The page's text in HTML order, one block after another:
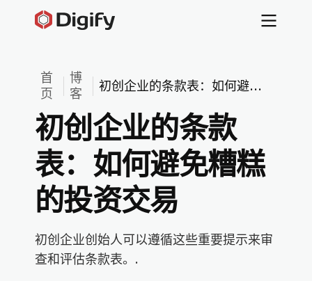
首
页
博
客
初创企业的条款表：如何避免
初创企业的条款
表：如何避免糟糕
的投资交易
初创企业创始人可以遵循这些重要提示来审
查和评估条款表。.